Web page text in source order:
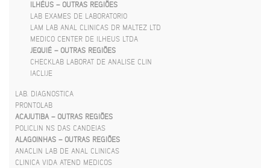
ILHÉUS – OUTRAS REGIÕES
LAB EXAMES DE LABORATORIO
LAM LAB ANAL CLINICAS DR MALTEZ LTD
MEDICO CENTER DE ILHEUS LTDA
JEQUIÉ – OUTRAS REGIÕES
CHECKLAB LABORAT DE ANALISE CLIN
IACLIJE
LAB. DIAGNOSTICA
PRONTOLAB
ACAJUTIBA – OUTRAS REGIÕES
POLICLIN NS DAS CANDEIAS
ALAGOINHAS – OUTRAS REGIÕES
ANACLIN LAB DE ANAL CLINICAS
CLINICA VIDA ATEND MEDICOS